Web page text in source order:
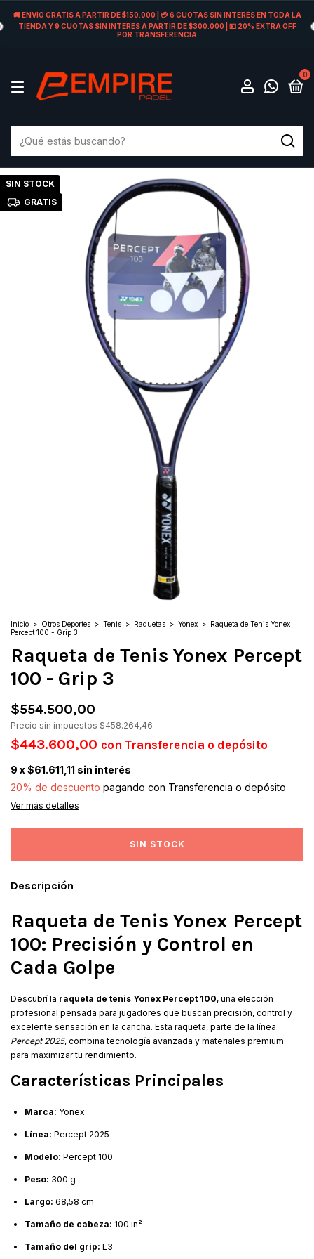
🚚 ENVÍO GRATIS A PARTIR DE $150.000 | 💳 6 CUOTAS SIN INTERÉS EN TODA LA
TIENDA Y 9 CUOTAS SIN INTERES A PARTIR DE $300.000 | 💵 20% EXTRA OFF
POR TRANSFERENCIA
0
SIN STOCK
GRATIS
Inicio > Otros Deportes > Tenis > Raquetas > Yonex > Raqueta de Tenis Yonex
Percept 100 - Grip 3
Raqueta de Tenis Yonex Percept
100 - Grip 3
$554.500,00
Precio sin impuestos $458.264,46
$443.600,00 con Transferencia o depósito
9 x$61.611,11 sin interés
20% de descuento pagando con Transferencia o depósito
Ver más detalles
Descripción
Raqueta de Tenis Yonex Percept
100: Precisión y Control en
Cada Golpe
Descubrí la raqueta de tenis Yonex Percept 100, una elección
profesional pensada para jugadores que buscan precisión, control y
excelente sensación en la cancha. Esta raqueta, parte de la línea
Percept 2025, combina tecnología avanzada y materiales premium
para maximizar tu rendimiento.
Características Principales
Marca: Yonex
Línea: Percept 2025
Modelo: Percept 100
Peso: 300 g
Largo: 68,58 cm
Tamaño de cabeza: 100 in²
Tamaño del grip: L3